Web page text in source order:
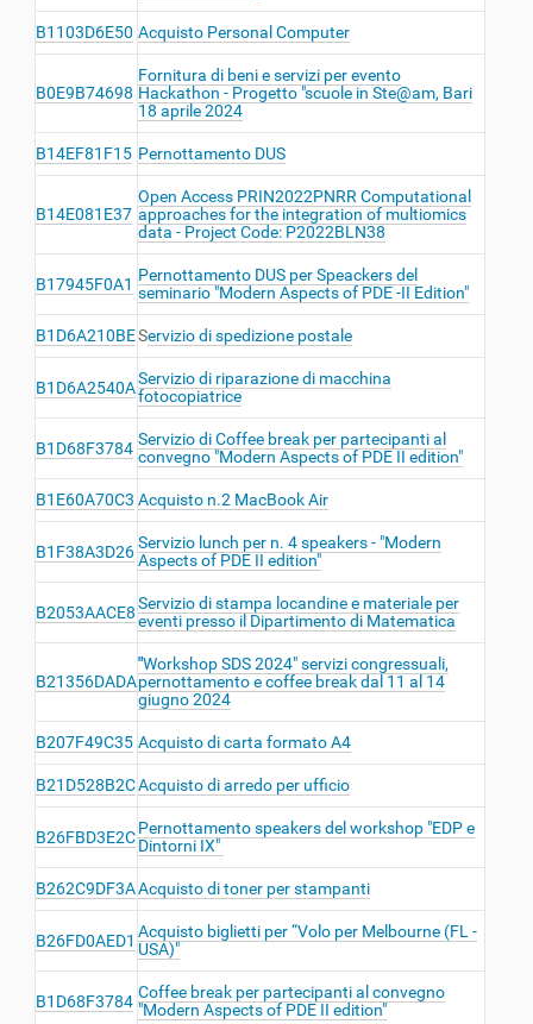
B1103D6E50 Acquisto Personal Computer
B0E9B74698
Fornitura di beni e servizi per evento
Hackathon - Progetto "scuole in Ste@am, Bari
18 aprile 2024
B14EF81F15 Pernottamento DUS
B14E081E37
Open Access PRIN2022PNRR Computational
approaches for the integration of multiomics
data - Project Code: P2022BLN38
B17945F0A1 Pernottamento DUS per Speackers del
seminario "Modern Aspects of PDE -II Edition"
B1D6A210BEServizio di spedizione postale
B1D6A2540AServizio di riparazione di macchina
fotocopiatrice
B1D68F3784 Servizio di Coffee break per partecipanti al
convegno "Modern Aspects of PDE II edition"
B1E60A70C3 Acquisto n.2 MacBook Air
B1F38A3D26Servizio lunch per n. 4 speakers - "Modern
Aspects of PDE II edition"
B2053AACE8Servizio di stampa locandine e materiale per
eventi presso il Dipartimento di Matematica
B21356DADA
"Workshop SDS 2024" servizi congressuali,
pernottamento e coffee break dal 11 al 14
giugno 2024
B207F49C35 Acquisto di carta formato A4
B21D528B2CAcquisto di arredo per ufficio
B26FBD3E2CPernottamento speakers del workshop "EDP e
Dintorni IX"
B262C9DF3AAcquisto di toner per stampanti
B26FD0AED1 Acquisto biglietti per “Volo per Melbourne (FL -
USA)"
B1D68F3784 Coffee break per partecipanti al convegno
"Modern Aspects of PDE II edition"